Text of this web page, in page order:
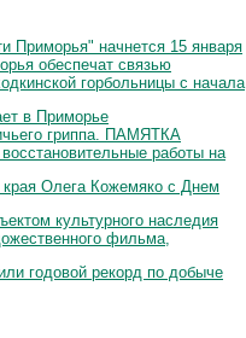
Приморья" начнется 15 января
обеспечат связью
горбольницы с начала
в Приморье
гриппа. ПАМЯТКА
работы на
края Олега Кожемяко с Днем
культурного наследия
фильма,
годовой рекорд по добыче